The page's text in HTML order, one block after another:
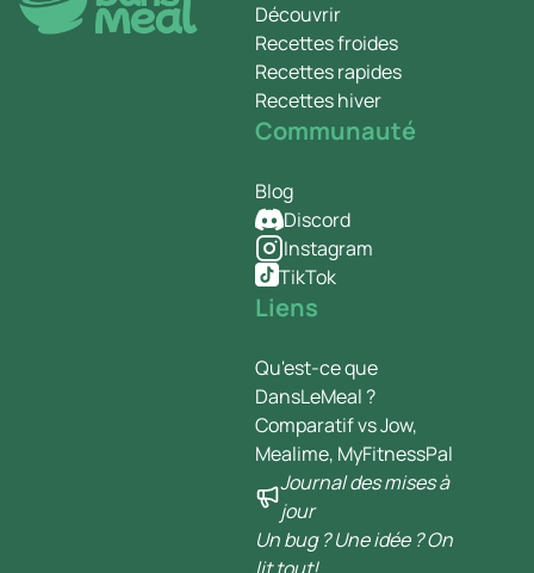
Découvrir
Recettes froides
Recettes rapides
Recettes hiver
Communauté
Blog
Discord
Instagram
TikTok
Liens
Qu'est-ce que
DansLeMeal ?
Comparatif vs Jow,
Mealime, MyFitnessPal
Journal des mises à
jour
Un bug ? Une idée ? On